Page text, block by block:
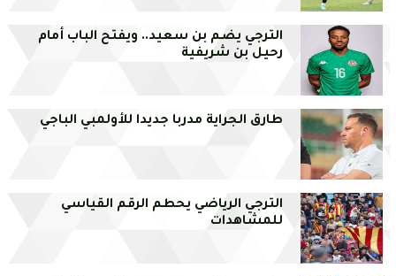
الترجي يضم بن سعيد.. ويفتح الباب أمام
رحيل بن شريفية
طارق الجراية مدربا جديدا للأولمبي الباجي
الترجي الرياضي يحطم الرقم القياسي
للمشاهدات